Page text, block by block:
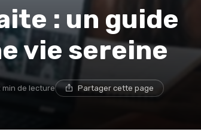
: un guide
vie sereine
min de lecture Partager cette page